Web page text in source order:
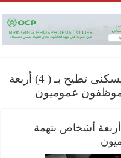
شهادة السكنى تطيح بـ ( 4) أربعة
موظفون عموميون
السكنى تطيح بـ ( 4) أربعة أشخاص بتهمة